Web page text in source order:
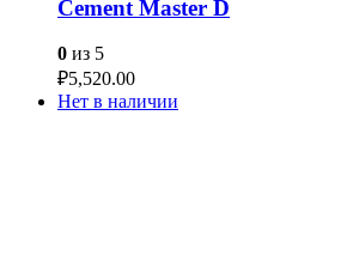
Cement Master D
0 из 5
₽5,520.00
Нет в наличии